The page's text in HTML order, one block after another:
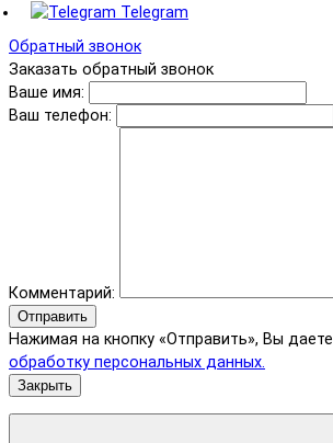
Telegram
Обратный звонок
Заказать обратный звонок
Ваше имя:
Ваш телефон:
Комментарий:
Отправить
Нажимая на кнопку «Отправить», Вы даете
обработку персональных данных.
Закрыть